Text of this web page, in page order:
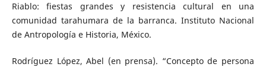
Riablo: fiestas grandes y resistencia cultural en una
comunidad tarahumara de la barranca. Instituto Nacional
de Antropología e Historia, México.
Rodríguez López, Abel (en prensa). “Concepto de persona